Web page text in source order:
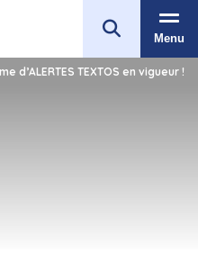
Menu
d’ALERTES TEXTOS en vigueur !